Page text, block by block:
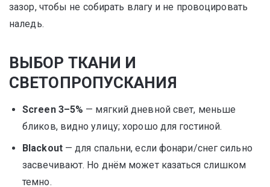
зазор, чтобы не собирать влагу и не провоцировать
наледь.
ВЫБОР ТКАНИ И
СВЕТОПРОПУСКАНИЯ
Screen 3–5% — мягкий дневной свет, меньше
бликов, видно улицу; хорошо для гостиной.
Blackout— для спальни, если фонари/снег сильно
засвечивают. Но днём может казаться слишком
темно.